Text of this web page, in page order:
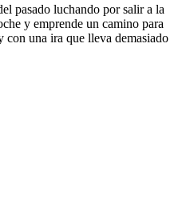
pasado luchando por salir a la
y emprende un camino para
una ira que lleva demasiado